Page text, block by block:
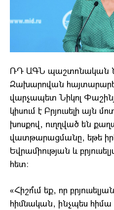
ՌԴ ԱԳՆ պաշտոնական
Զախարովան
վարչապետ Նիկոլ
կիսում է Բրյուսելի այն
խոսքով, ուղղված են
վատթարացմանը, եթե
Եվրամիության և
հետ։
«Հիշո՞ւմ եք, որ
հիմնական, ինչպես հիմա